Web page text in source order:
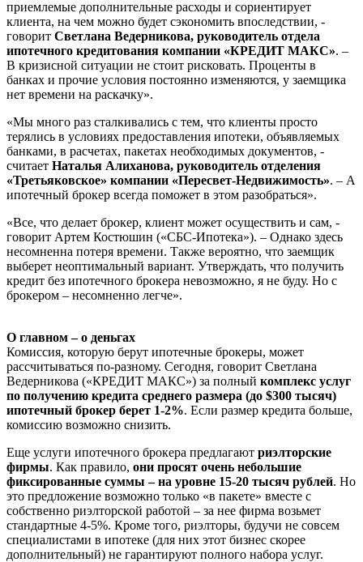
приемлемые дополнительные расходы и сориентирует
клиента, на чем можно будет сэкономить впоследствии, -
говорит Светлана Ведерникова, руководитель отдела
ипотечного кредитования компании «КРЕДИТ МАКС». –
В кризисной ситуации не стоит рисковать. Проценты в
банках и прочие условия постоянно изменяются, у заемщика
нет времени на раскачку».
«Мы много раз сталкивались с тем, что клиенты просто
терялись в условиях предоставления ипотеки, объявляемых
банками, в расчетах, пакетах необходимых документов, -
считает Наталья Алиханова, руководитель отделения
«Третьяковское» компании «Пересвет-Недвижимость». – А
ипотечный брокер всегда поможет в этом разобраться».
«Все, что делает брокер, клиент может осуществить и сам, -
говорит Артем Костюшин («СБС-Ипотека»). – Однако здесь
несомненна потеря времени. Также вероятно, что заемщик
выберет неоптимальный вариант. Утверждать, что получить
кредит без ипотечного брокера невозможно, я не буду. Но с
брокером – несомненно легче».
О главном – о деньгах
Комиссия, которую берут ипотечные брокеры, может
рассчитываться по-разному. Сегодня, говорит Светлана
Ведерникова («КРЕДИТ МАКС») за полный комплекс услуг
по получению кредита среднего размера (до $300 тысяч)
ипотечный брокер берет 1-2%. Если размер кредита больше,
комиссию возможно снизить.
Еще услуги ипотечного брокера предлагают риэлторские
фирмы. Как правило, они просят очень небольшие
фиксированные суммы – на уровне 15-20 тысяч рублей. Но
это предложение возможно только «в пакете» вместе с
собственно риэлторской работой – за нее фирма возьмет
стандартные 4-5%. Кроме того, риэлторы, будучи не совсем
специалистами в ипотеке (для них этот бизнес скорее
дополнительный) не гарантируют полного набора услуг.